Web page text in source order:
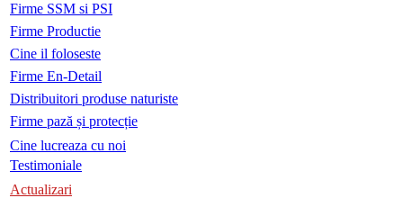
Firme SSM si PSI
Firme Productie
Cine il foloseste
Firme En-Detail
Distribuitori produse naturiste
Firme pază și protecție
Cine lucreaza cu noi
Testimoniale
Actualizari